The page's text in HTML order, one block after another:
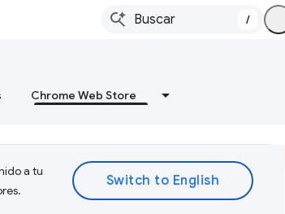
/
Chrome Web Store
a tu